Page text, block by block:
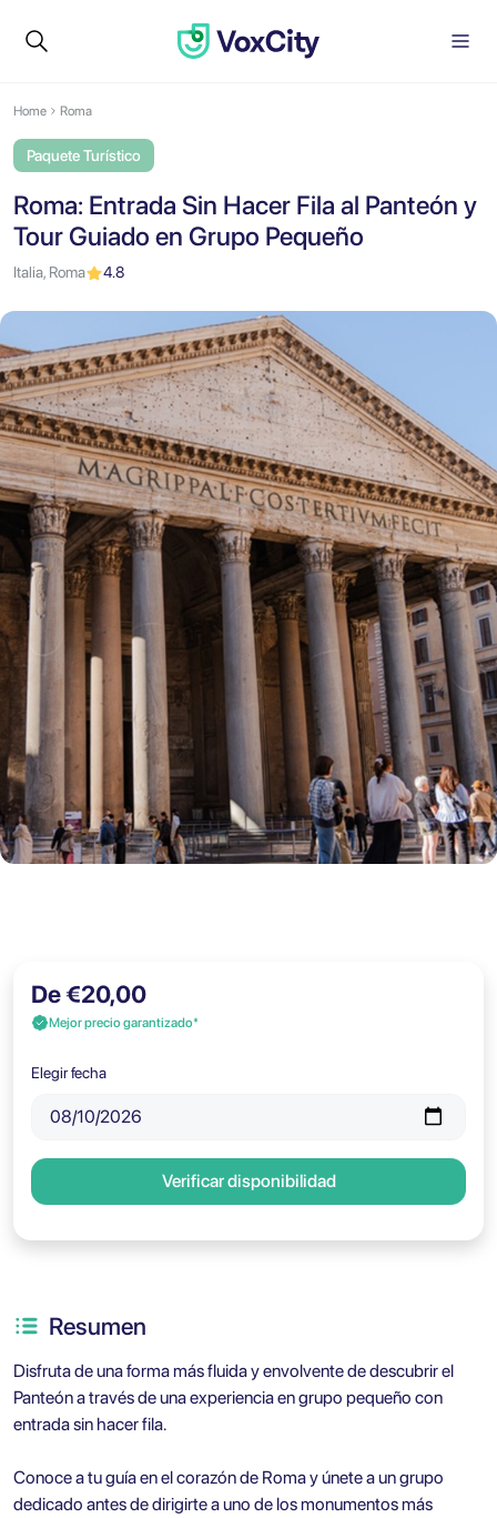
Home Roma
Paquete Turístico
Roma: Entrada Sin Hacer Fila al Panteón y
Tour Guiado en Grupo Pequeño
Italia, Roma 4.8
De €20,00
Mejor precio garantizado*
Elegir fecha
Verificar disponibilidad
Resumen
Disfruta de una forma más fluida y envolvente de descubrir el
Panteón a través de una experiencia en grupo pequeño con
entrada sin hacer fila.
Conoce a tu guía en el corazón de Roma y únete a un grupo
dedicado antes de dirigirte a uno de los monumentos más